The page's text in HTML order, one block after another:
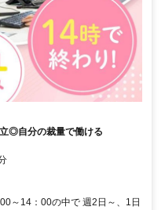
◎自分の裁量で働ける
～14：00の中で 週2日～、1日